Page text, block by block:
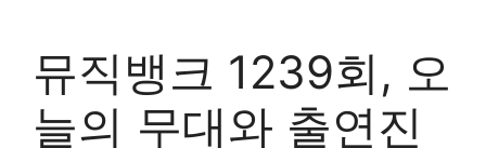
뮤직뱅크 1239회, 오
늘의 무대와 출연진